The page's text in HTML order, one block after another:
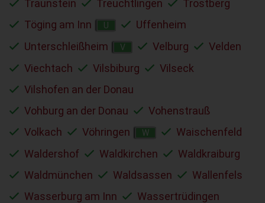
Traunstein
Treuchtlingen
Trostberg
Töging am Inn
U
Uffenheim
Unterschleißheim
V Velburg
Velden
Viechtach
Vilsbiburg
Vilseck
Vilshofen an der Donau
Vohburg an der Donau
Vohenstrauß
Volkach
Vöhringen W
Waischenfeld
Waldershof
Waldkirchen
Waldkraiburg
Waldmünchen
Waldsassen
Wallenfels
Wasserburg am Inn
Wassertrüdingen